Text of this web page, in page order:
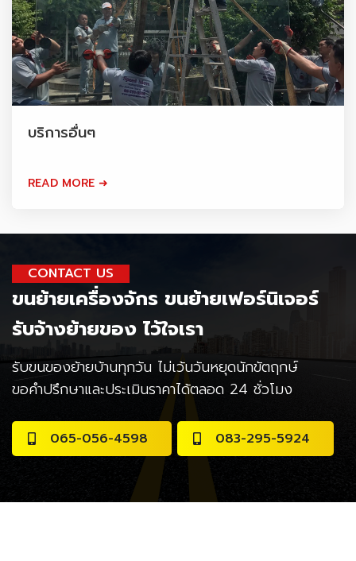
บริการอื่นๆ
READ MORE ➜
CONTACT US
ขนย้ายเครื่องจักร ขนย้ายเฟอร์นิเจอร์
รับจ้างย้ายของ ไว้ใจเรา
รับขนของย้ายบ้านทุกวัน ไม่เว้นวันหยุดนักขัตฤกษ์
ขอคำปรึกษาและประเมินราคาได้ตลอด 24 ชั่วโมง
065-056-4598 083-295-5924